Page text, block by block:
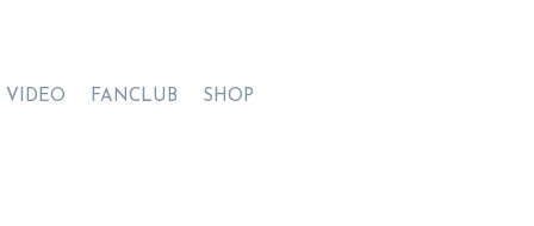
VIDEO FANCLUB SHOP